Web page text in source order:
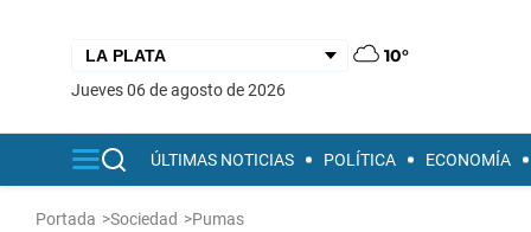
10°
jueves 06 de agosto de 2026
ÚLTIMAS NOTICIAS POLÍTICA ECONOMÍA
Portada >Sociedad >Pumas